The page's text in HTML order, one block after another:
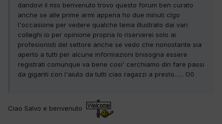
dandovi il mio benvenuto trovo questo forum ben curato
anche se alle prime armi appena ho due minuti clgo
l'occasione per vedere qualche tema illustrato dai vari
colleghi io per opinione propria lo riserverei solo ai
profesionisti del settore anche se vedo che nonostante sia
aperto a tutti per alcune informazioni bnisogna essere
registrati comunque va bene cosi' cerchiamo din fare passi
da giganti con l'aiuto da tutti ciao ragazzi a presto...... O0
Ciao Salvo e benvenuto